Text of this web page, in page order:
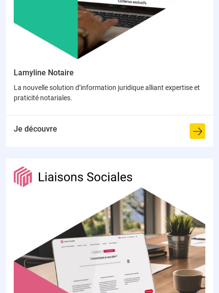
Lamyline Notaire
La nouvelle solution d’information juridique alliant expertise et
praticité notariales.
Je découvre